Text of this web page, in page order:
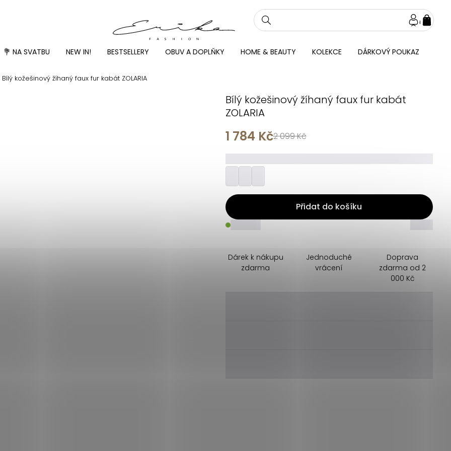
💐 NA SVATBU NEW IN! BESTSELLERY OBUV A DOPLŇKY HOME & BEAUTY KOLEKCE DÁRKOVÝ POUKAZ
Bílý kožešinový žíhaný faux fur kabát ZOLARIA
Bílý kožešinový žíhaný faux fur kabát
ZOLARIA
2 099 Kč
1 784 Kč
Přidat do košíku
_____
Dárek k nákupu
zdarma
Jednoduché
vrácení
Doprava
zdarma od 2
000 Kč